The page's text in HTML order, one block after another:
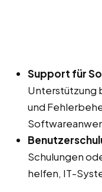
Support für
Unterstützung
und
Schulungen
helfen, IT-